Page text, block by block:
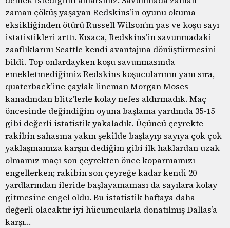
zaman çöküş yaşayan Redskins’in oyunu okuma
eksikliğinden ötürü Russell Wilson’ın pas ve koşu sayı
istatistikleri arttı. Kısaca, Redskins’in savunmadaki
zaaflıklarını Seattle kendi avantajına dönüştürmesini
bildi. Top onlardayken koşu savunmasında
emekletmediğimiz Redskins koşucularının yanı sıra,
quaterback’ine çaylak lineman Morgan Moses
kanadından blitz’lerle kolay nefes aldırmadık. Maç
öncesinde değindiğim oyuna başlama yardında 35-15
gibi değerli istatistik yakaladık. Üçüncü çeyrekte
rakibin sahasına yakın şekilde başlayıp sayıya çok çok
yaklaşmamıza karşın dediğim gibi ilk haklardan uzak
olmamız maçı son çeyrekten önce koparmamızı
engellerken; rakibin son çeyreğe kadar kendi 20
yardlarından ileride başlayamaması da sayılara kolay
gitmesine engel oldu. Bu istatistik haftaya daha
değerli olacaktır iyi hücumcularla donatılmış Dallas’a
karşı…